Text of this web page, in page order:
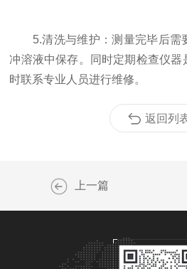
5.清洗与维护：测量完毕后需
冲溶液中保存。同时定期检查仪器
时联系专业人员进行维修。
返回列
上一篇